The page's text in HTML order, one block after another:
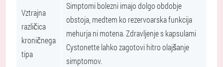
Vztrajna
različica
kroničnega
tipa
Simptomi bolezni imajo dolgo obdobje
obstoja, medtem ko rezervoarska funkcija
mehurja ni motena. Zdravljenje s kapsulami
Cystonette lahko zagotovi hitro olajšanje
simptomov.